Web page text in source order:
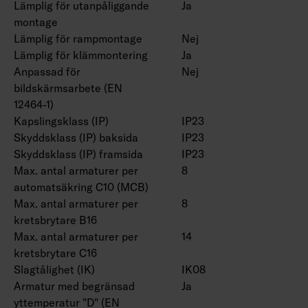
Färgtemperatur 4000 K. CRI > 80 / Ra > 80.
IP23.
IK08.
On/off, Dali-2 med tryckknappsdimring (230V)
och Casambi-styrning.
Maximalt antal led driftdon som ska anslutas
till en tryckknapp är 50.
Omgivningstemperatur -20 … 25 °C, lämplig för
inomhusbruk.
Livslängd L70 > 100 000 h (Ta25°C).
Livslängd L80 100 000 h (Ta25°C).
DAS = Dubbel asymmetrisk, ACMP = Akryl
microprisma, PCO = Polykarbonat opal
Dubbelparaboliskt bländskydd 4338576 (1250
mm) och 4338577 (1550 mm), bollskydd
(4338574 (1250 mm) och 4338575 (1550 mm)
och universalfäste 4310530 finns som tillbehör.
Lämplig för utanpåliggande
montage
Ja
Lämplig för rampmontage
Nej
Lämplig för klämmontering
Ja
Anpassad för
bildskärmsarbete (EN
12464-1)
Nej
Kapslingsklass (IP)
IP23
Skyddsklass (IP) baksida
IP23
Skyddsklass (IP) framsida
IP23
Max. antal armaturer per
automatsäkring C10 (MCB)
8
Max. antal armaturer per
kretsbrytare B16
8
Max. antal armaturer per
kretsbrytare C16
14
Slagtålighet (IK)
IK08
Armatur med begränsad
yttemperatur "D" (EN
Ja